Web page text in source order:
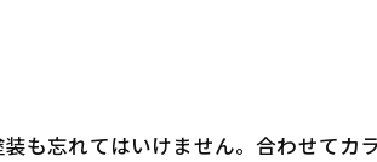
も忘れてはいけません。合わせてカ